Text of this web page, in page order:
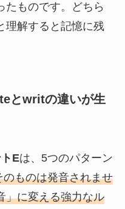
たものです。どちら
理解すると記憶に残
とwritの違いが生
Eは、5つのパターン
のものは発音されませ
」に変える強力なル